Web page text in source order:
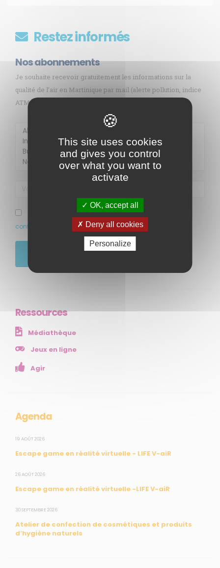
Restez informés
Nos abonnements
Je souhaite recevoir gratuitement les informations sur la
qualité de l’air en Martinique par mail (alerte pollution, indice
ATMO, sargasses, newsletter, etc.)
J’ai pris connaissance et accepte la politique de
confidentialité de ce site
Ressources
Médiathèque
Jeux en ligne
Agir
Agenda
19 AOÛT 2026
Escape game en réalité virtuelle - LIFE V-aiR
26 AOÛT 2026
Escape game en réalité virtuelle -LIFE V-aiR
30 SEPTEMBRE 2026
Atelier de confection de cosmétiques et produits
d’hygiène naturels
Membre de
MENU
NOS SERVICES
Presse
Collectivités
Mesures réglementaires
SUIVEZ-NOUS
CONTACT
Mail : info@madininair.fr
This site uses cookies
and gives you control
over what you want to
activate
OK, accept all
Deny all cookies
Personalize